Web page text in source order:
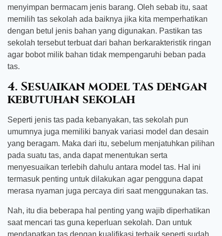
menyimpan bermacam jenis barang. Oleh sebab itu, saat
memilih tas sekolah ada baiknya jika kita memperhatikan
dengan betul jenis bahan yang digunakan. Pastikan tas
sekolah tersebut terbuat dari bahan berkarakteristik ringan
agar bobot milik bahan tidak mempengaruhi beban pada
tas.
4. Sesuaikan model tas dengan
kebutuhan sekolah
Seperti jenis tas pada kebanyakan, tas sekolah pun
umumnya juga memiliki banyak variasi model dan desain
yang beragam. Maka dari itu, sebelum menjatuhkan pilihan
pada suatu tas, anda dapat menentukan serta
menyesuaikan terlebih dahulu antara model tas. Hal ini
termasuk penting untuk dilakukan agar pengguna dapat
merasa nyaman juga percaya diri saat menggunakan tas.
Nah, itu dia beberapa hal penting yang wajib diperhatikan
saat mencari tas guna keperluan sekolah. Dan untuk
mendapatkan tas dengan kualifikasi terbaik seperti sudah